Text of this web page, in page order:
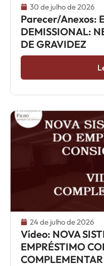
30 de julho de 2026
Parecer/Anexos:
DEMISSIONAL:
DE GRAVIDEZ
24 de julho de 2026
Vídeo: NOVA
EMPRÉSTIMO
COMPLEMENTAR